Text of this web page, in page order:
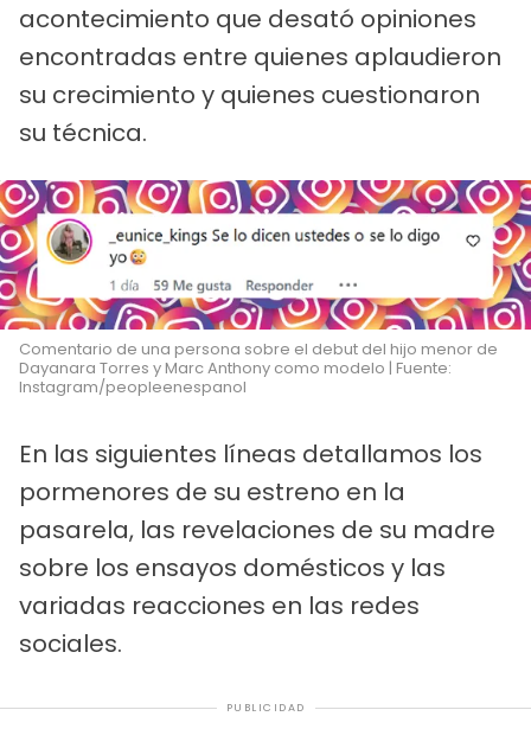
acontecimiento que desató opiniones
encontradas entre quienes aplaudieron
su crecimiento y quienes cuestionaron
su técnica.
Comentario de una persona sobre el debut del hijo menor de
Dayanara Torres y Marc Anthony como modelo | Fuente:
Instagram/peopleenespanol
En las siguientes líneas detallamos los
pormenores de su estreno en la
pasarela, las revelaciones de su madre
sobre los ensayos domésticos y las
variadas reacciones en las redes
sociales.
PUBLICIDAD